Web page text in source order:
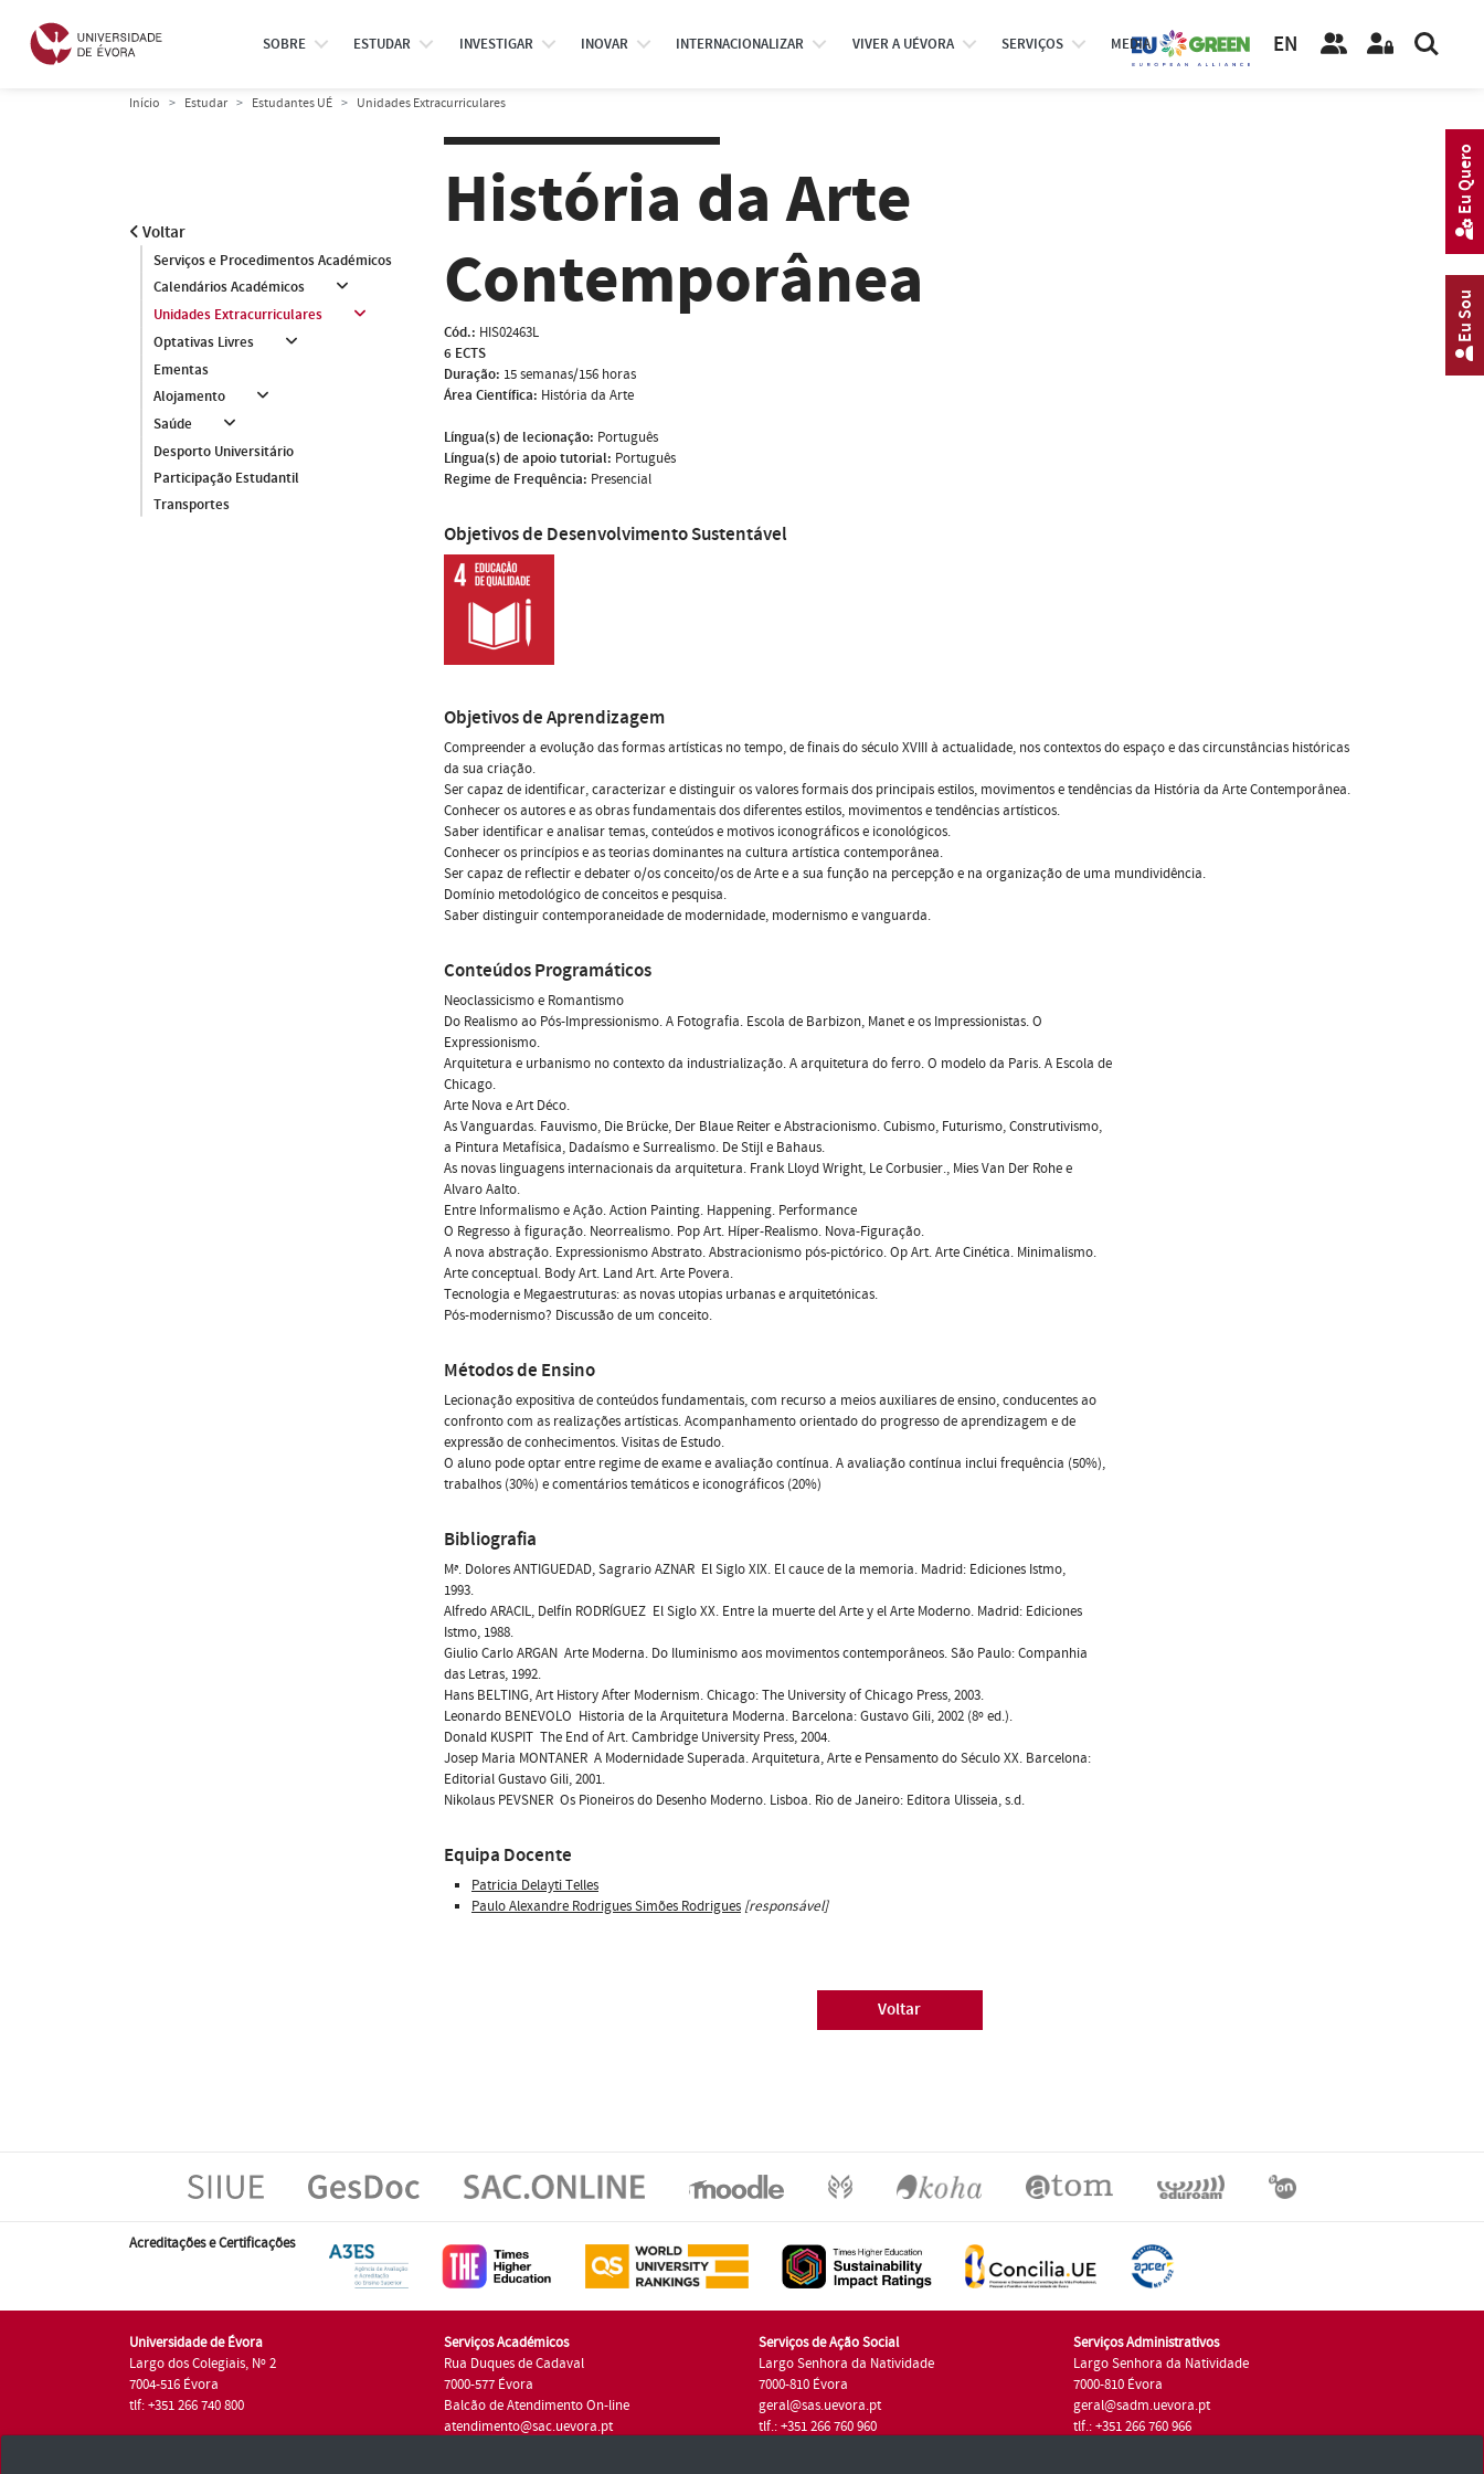
SOBRE ESTUDAR INVESTIGAR INOVAR INTERNACIONALIZAR VIVER A UÉVORA SERVIÇOS MEDIA EN
Início Estudar Estudantes UÉ Unidades Extracurriculares
Voltar
Serviços e Procedimentos Académicos
Calendários Académicos
Unidades Extracurriculares
Optativas Livres
Ementas
Alojamento
Saúde
Desporto Universitário
Participação Estudantil
Transportes
História da Arte
Contemporânea
Cód.: HIS02463L
6 ECTS
Duração: 15 semanas/156 horas
Área Científica: História da Arte
Língua(s) de lecionação: Português
Língua(s) de apoio tutorial: Português
Regime de Frequência: Presencial
Objetivos de Desenvolvimento Sustentável
Objetivos de Aprendizagem
Compreender a evolução das formas artísticas no tempo, de finais do século XVIII à actualidade, nos contextos do espaço e das circunstâncias históricas
da sua criação.
Ser capaz de identificar, caracterizar e distinguir os valores formais dos principais estilos, movimentos e tendências da História da Arte Contemporânea.
Conhecer os autores e as obras fundamentais dos diferentes estilos, movimentos e tendências artísticos.
Saber identificar e analisar temas, conteúdos e motivos iconográficos e iconológicos.
Conhecer os princípios e as teorias dominantes na cultura artística contemporânea.
Ser capaz de reflectir e debater o/os conceito/os de Arte e a sua função na percepção e na organização de uma mundividência.
Domínio metodológico de conceitos e pesquisa.
Saber distinguir contemporaneidade de modernidade, modernismo e vanguarda.
Conteúdos Programáticos
Neoclassicismo e Romantismo
Do Realismo ao Pós-Impressionismo. A Fotografia. Escola de Barbizon, Manet e os Impressionistas. O
Expressionismo.
Arquitetura e urbanismo no contexto da industrialização. A arquitetura do ferro. O modelo da Paris. A Escola de
Chicago.
Arte Nova e Art Déco.
As Vanguardas. Fauvismo, Die Brücke, Der Blaue Reiter e Abstracionismo. Cubismo, Futurismo, Construtivismo,
a Pintura Metafísica, Dadaísmo e Surrealismo. De Stijl e Bahaus.
As novas linguagens internacionais da arquitetura. Frank Lloyd Wright, Le Corbusier., Mies Van Der Rohe e
Alvaro Aalto.
Entre Informalismo e Ação. Action Painting. Happening. Performance
O Regresso à figuração. Neorrealismo. Pop Art. Híper-Realismo. Nova-Figuração.
A nova abstração. Expressionismo Abstrato. Abstracionismo pós-pictórico. Op Art. Arte Cinética. Minimalismo.
Arte conceptual. Body Art. Land Art. Arte Povera.
Tecnologia e Megaestruturas: as novas utopias urbanas e arquitetónicas.
Pós-modernismo? Discussão de um conceito.
Métodos de Ensino
Lecionação expositiva de conteúdos fundamentais, com recurso a meios auxiliares de ensino, conducentes ao
confronto com as realizações artísticas. Acompanhamento orientado do progresso de aprendizagem e de
expressão de conhecimentos. Visitas de Estudo.
O aluno pode optar entre regime de exame e avaliação contínua. A avaliação contínua inclui frequência (50%),
trabalhos (30%) e comentários temáticos e iconográficos (20%)
Bibliografia
Mª. Dolores ANTIGUEDAD, Sagrario AZNAR  El Siglo XIX. El cauce de la memoria. Madrid: Ediciones Istmo,
1993.
Alfredo ARACIL, Delfín RODRÍGUEZ  El Siglo XX. Entre la muerte del Arte y el Arte Moderno. Madrid: Ediciones
Istmo, 1988.
Giulio Carlo ARGAN  Arte Moderna. Do Iluminismo aos movimentos contemporâneos. São Paulo: Companhia
das Letras, 1992.
Hans BELTING, Art History After Modernism. Chicago: The University of Chicago Press, 2003.
Leonardo BENEVOLO  Historia de la Arquitetura Moderna. Barcelona: Gustavo Gili, 2002 (8º ed.).
Donald KUSPIT  The End of Art. Cambridge University Press, 2004.
Josep Maria MONTANER  A Modernidade Superada. Arquitetura, Arte e Pensamento do Século XX. Barcelona:
Editorial Gustavo Gili, 2001.
Nikolaus PEVSNER  Os Pioneiros do Desenho Moderno. Lisboa. Rio de Janeiro: Editora Ulisseia, s.d.
Equipa Docente
Patricia Delayti Telles
Paulo Alexandre Rodrigues Simões Rodrigues [responsável]
Voltar
Acreditações e Certificações
Universidade de Évora
Largo dos Colegiais, Nº 2
7004-516 Évora
tlf: +351 266 740 800
Serviços Académicos
Rua Duques de Cadaval
7000-577 Évora
Balcão de Atendimento On-line
atendimento@sac.uevora.pt
Serviços de Ação Social
Largo Senhora da Natividade
7000-810 Évora
geral@sas.uevora.pt
tlf.: +351 266 760 960
Serviços Administrativos
Largo Senhora da Natividade
7000-810 Évora
geral@sadm.uevora.pt
tlf.: +351 266 760 966
Eu Sou
Eu Quero